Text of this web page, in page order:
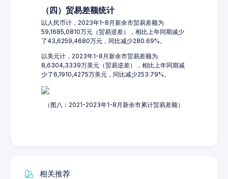
（四）贸易差额统计
以人民币计，2023年1-8月新余市贸易差额为
59,1685,0810万元（贸易逆差），相比上年同期减少
了43,6259,4680万元，同比减少280.69%。
以美元计，2023年1-8月新余市贸易差额为
8,6304,3339万美元（贸易逆差），相比上年同期减
少了6,1910,4275万美元，同比减少253.79%。
（图八：2021-2023年1-8月新余市累计贸易差额）
相关推荐